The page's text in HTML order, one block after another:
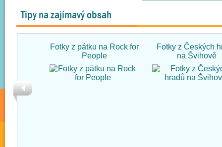
Tipy na zajímavý obsah
Fotky z pátku na Rock for
People
Fotky z Českých
na Švihově